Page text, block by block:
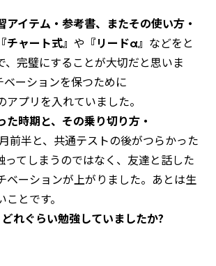
アイテム・参考書、またその使い方・
『チャート式』 や 『リードα』 などをと
、完璧にすることが大切だと思いま
ベーションを保つために
アプリを入れていました。
た時期と、その乗り切り方・
前半と、共通テストの後がつらかった
ってしまうのではなく、友達と話した
ベーションが上がりました。あとは生
とです。
れぐらい勉強していましたか?